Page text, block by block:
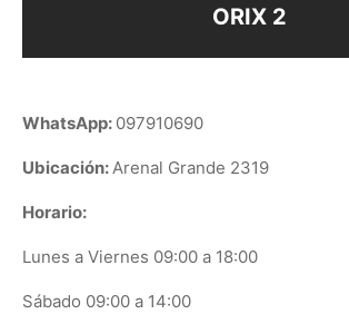
ORIX 2
WhatsApp: 097910690
Ubicación:Arenal Grande 2319
Horario:
Lunes a Viernes 09:00 a 18:00
Sábado 09:00 a 14:00